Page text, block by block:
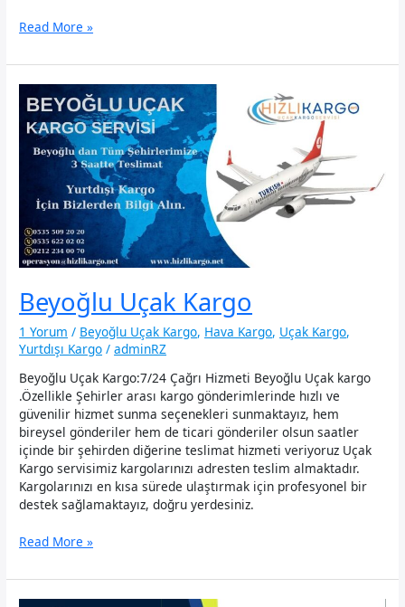
Sarıyer
Kargo
Read More »
Beyoğlu Uçak Kargo
1 Yorum / Beyoğlu Uçak Kargo, Hava Kargo, Uçak Kargo,
Yurtdışı Kargo /adminRZ
Beyoğlu Uçak Kargo:7/24 Çağrı Hizmeti Beyoğlu Uçak kargo
.Özellikle Şehirler arası kargo gönderimlerinde hızlı ve
güvenilir hizmet sunma seçenekleri sunmaktayız, hem
bireysel gönderiler hem de ticari gönderiler olsun saatler
içinde bir şehirden diğerine teslimat hizmeti veriyoruz Uçak
Kargo servisimiz kargolarınızı adresten teslim almaktadır.
Kargolarınızı en kısa sürede ulaştırmak için profesyonel bir
destek sağlamaktayız, doğru yerdesiniz.
Beyoğlu
Kargo
Read More »